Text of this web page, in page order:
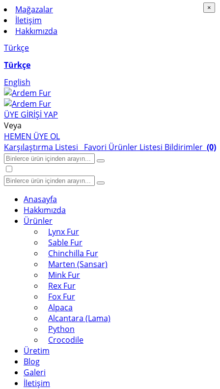
Mağazalar
İletişim
Hakkımızda
Türkçe
Türkçe
English
ÜYE GİRİŞİ YAP
Veya
HEMEN ÜYE OL
Karşılaştırma Listesi
Favori Ürünler Listesi Bildirimler (0)
Anasayfa
Hakkımızda
Ürünler
Lynx Fur
Sable Fur
Chinchilla Fur
Marten (Sansar)
Mink Fur
Rex Fur
Fox Fur
Alpaca
Alcantara (Lama)
Python
Crocodile
Üretim
Blog
Galeri
İletişim
×
×